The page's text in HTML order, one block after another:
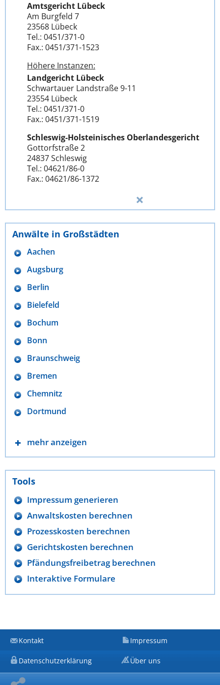
Amtsgericht Lübeck
Am Burgfeld 7
23568 Lübeck
Tel.: 0451/371-0
Fax.: 0451/371-1523
Höhere Instanzen:
Landgericht Lübeck
Schwartauer Landstraße 9-11
23554 Lübeck
Tel.: 0451/371-0
Fax.: 0451/371-1519
Schleswig-Holsteinisches Oberlandesgericht
Gottorfstraße 2
24837 Schleswig
Tel.: 04621/86-0
Fax.: 04621/86-1372
Anwälte in Großstädten
Aachen
Augsburg
Berlin
Bielefeld
Bochum
Bonn
Braunschweig
Bremen
Chemnitz
Dortmund
mehr anzeigen
Tools
Impressum generieren
Anwaltskosten berechnen
Prozesskosten berechnen
Gerichtskosten berechnen
Pfändungsfreibetrag berechnen
Interaktive Formulare
Kontakt Impressum
Datenschutzerklärung Über uns